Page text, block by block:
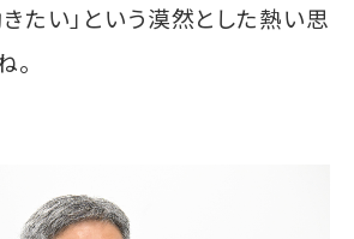
たい」という漠然とした熱い思
。